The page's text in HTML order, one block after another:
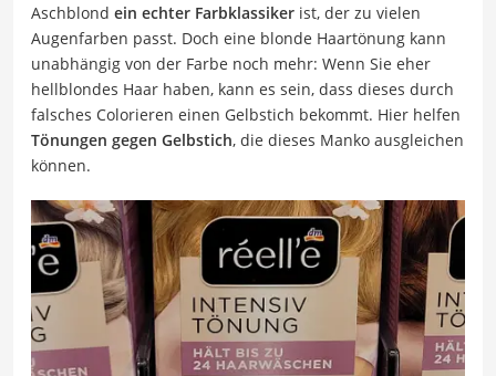
Aschblond ein echter Farbklassiker ist, der zu vielen
Augenfarben passt. Doch eine blonde Haartönung kann
unabhängig von der Farbe noch mehr: Wenn Sie eher
hellblondes Haar haben, kann es sein, dass dieses durch
falsches Colorieren einen Gelbstich bekommt. Hier helfen
Tönungen gegen Gelbstich, die dieses Manko ausgleichen
können.